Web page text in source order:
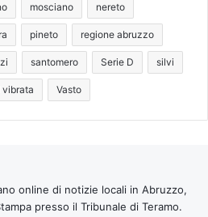
mosciano nereto
pineto regione abruzzo
santomero Serie D silvi
vibrata Vasto
online di notizie locali in Abruzzo,
presso il Tribunale di Teramo.